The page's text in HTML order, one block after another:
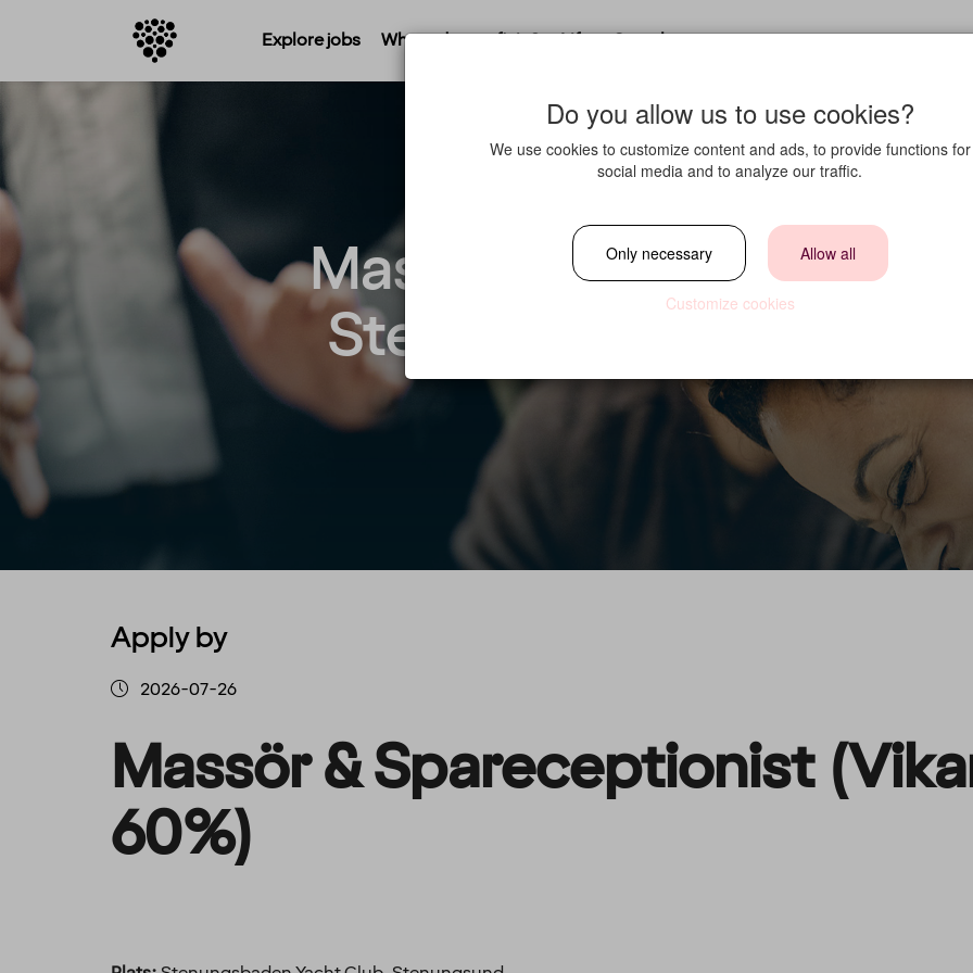
Explore jobs Where do you fit in? Life at Strawberry
Massör och
Stenungsbaden,
Apply by
2026-07-26
Massör & Spareceptionist
60%)
Do you allow us to use cookies?
We use cookies to customize content and ads, to provide functions for
social media and to analyze our traffic.
Only necessary Allow all
Customize cookies